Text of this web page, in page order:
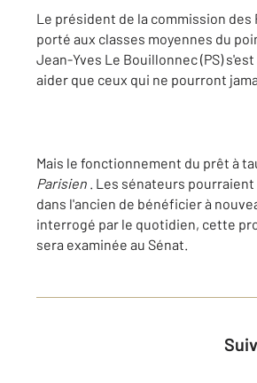
Le président de la commission des
porté aux classes moyennes du
Jean-Yves Le Bouillonnec (PS)
aider que ceux qui ne pourront
Mais le fonctionnement du prêt à
Parisien . Les sénateurs
dans l'ancien de bénéficier à
interrogé par le quotidien, cette
sera examinée au Sénat.